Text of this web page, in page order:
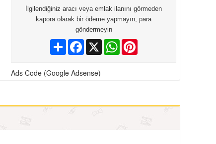
İlgilendiğiniz aracı veya emlak ilanını görmeden
kapora olarak bir ödeme yapmayın, para
göndermeyin
PaylaşFacebook
X WhatsAppPinterest
Ads Code (Google Adsense)